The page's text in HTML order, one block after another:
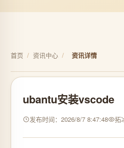
首页 / 资讯中心 / 资讯详情
ubantu安装vscode
发布时间：2026/8/7 8:47:48 拓